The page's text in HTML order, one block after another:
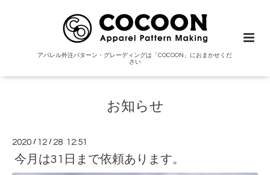
アパレル外注パターン・グレーディングは「COCOON」におまかせくだ
さい
お知らせ
2020 / 12 / 28 12:51
今月は31日まで依頼あります。